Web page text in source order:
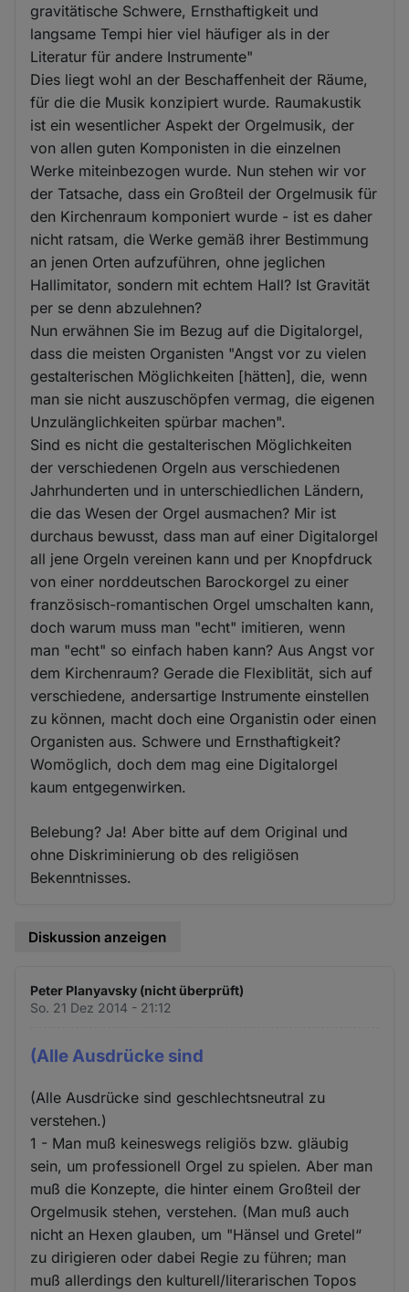
gravitätische Schwere, Ernsthaftigkeit und
langsame Tempi hier viel häufiger als in der
Literatur für andere Instrumente"
Dies liegt wohl an der Beschaffenheit der Räume,
für die die Musik konzipiert wurde. Raumakustik
ist ein wesentlicher Aspekt der Orgelmusik, der
von allen guten Komponisten in die einzelnen
Werke miteinbezogen wurde. Nun stehen wir vor
der Tatsache, dass ein Großteil der Orgelmusik für
den Kirchenraum komponiert wurde - ist es daher
nicht ratsam, die Werke gemäß ihrer Bestimmung
an jenen Orten aufzuführen, ohne jeglichen
Hallimitator, sondern mit echtem Hall? Ist Gravität
per se denn abzulehnen?
Nun erwähnen Sie im Bezug auf die Digitalorgel,
dass die meisten Organisten "Angst vor zu vielen
gestalterischen Möglichkeiten [hätten], die, wenn
man sie nicht auszuschöpfen vermag, die eigenen
Unzulänglichkeiten spürbar machen".
Sind es nicht die gestalterischen Möglichkeiten
der verschiedenen Orgeln aus verschiedenen
Jahrhunderten und in unterschiedlichen Ländern,
die das Wesen der Orgel ausmachen? Mir ist
durchaus bewusst, dass man auf einer Digitalorgel
all jene Orgeln vereinen kann und per Knopfdruck
von einer norddeutschen Barockorgel zu einer
französisch-romantischen Orgel umschalten kann,
doch warum muss man "echt" imitieren, wenn
man "echt" so einfach haben kann? Aus Angst vor
dem Kirchenraum? Gerade die Flexiblität, sich auf
verschiedene, andersartige Instrumente einstellen
zu können, macht doch eine Organistin oder einen
Organisten aus. Schwere und Ernsthaftigkeit?
Womöglich, doch dem mag eine Digitalorgel
kaum entgegenwirken.
Belebung? Ja! Aber bitte auf dem Original und
ohne Diskriminierung ob des religiösen
Bekenntnisses.
Diskussion anzeigen
Peter Planyavsky (nicht überprüft)
So. 21 Dez 2014 - 21:12
(Alle Ausdrücke sind
(Alle Ausdrücke sind geschlechtsneutral zu
verstehen.)
1 - Man muß keineswegs religiös bzw. gläubig
sein, um professionell Orgel zu spielen. Aber man
muß die Konzepte, die hinter einem Großteil der
Orgelmusik stehen, verstehen. (Man muß auch
nicht an Hexen glauben, um "Hänsel und Gretel“
zu dirigieren oder dabei Regie zu führen; man
muß allerdings den kulturell/literarischen Topos